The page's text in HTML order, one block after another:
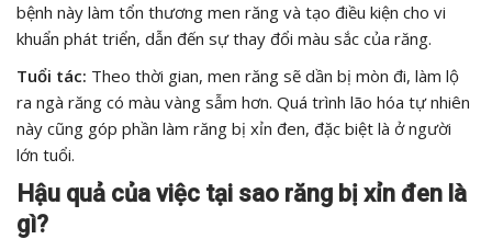
bệnh này làm tổn thương men răng và tạo điều kiện cho vi
khuẩn phát triển, dẫn đến sự thay đổi màu sắc của răng.
Tuổi tác: Theo thời gian, men răng sẽ dần bị mòn đi, làm lộ
ra ngà răng có màu vàng sẫm hơn. Quá trình lão hóa tự nhiên
này cũng góp phần làm răng bị xỉn đen, đặc biệt là ở người
lớn tuổi.
Hậu quả của việc tại sao răng bị xỉn đen là
gì?